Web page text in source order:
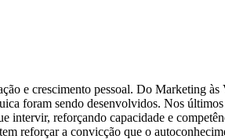
e crescimento pessoal. Do Marketing
foram sendo desenvolvidos. Nos
reforçando capacidade e
reforçar a convicção que o